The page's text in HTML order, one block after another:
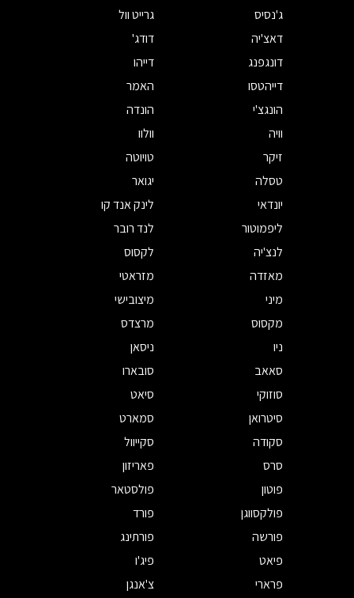
ג'נסיס
גרייט וול
דאצ'יה
דודג'
דונגפנג
דייהו
דייהטסו
האמר
הונגצ'י
הונדה
וויה
וולוו
זיקר
טויוטה
טסלה
יגואר
יונדאי
לינק אנד קו
ליפמוטור
לנד רובר
לנצ'יה
לקסוס
מאזדה
מזראטי
מיני
מיצובישי
מקסוס
מרצדס
ניו
ניסאן
סאאב
סובארו
סוזוקי
סיאט
סיטרואן
סמארט
סקודה
סקייוול
סרס
פאריזון
פוטון
פולסטאר
פולקסווגן
פורד
פורשה
פורתינג
פיאט
פיג'ו
פרארי
צ'אנגן